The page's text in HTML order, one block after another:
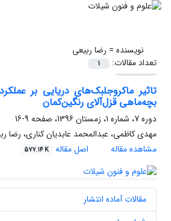
نویسنده = رضا ربیعی
تعداد مقالات:
1
تاثیر ماکروجلبک‌های دریایی بر
بچه‌ماهی قزل‌آلای رنگین‌کمان
دوره 7، شماره 1، زمستان 1396، صفحه
9-16
مهدی کاظمی، عبدالمحمد عابدیان کناری، رضا
مشاهده مقاله
اصل مقاله 577.14 K
مقالات آماده انتشار